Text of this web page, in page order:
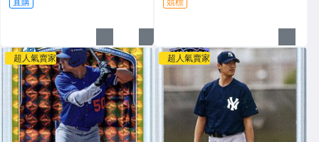
超人氣賣家 超人氣賣家